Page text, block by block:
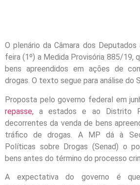
O plenário da Câmara dos
feira (1º) a Medida Provisória 885/19,
bens apreendidos em ações de
drogas. O texto segue para análise do
Proposta pelo governo federal em
repasse, a estados e ao Distrito
decorrentes da venda de bens
tráfico de drogas. A MP dá à
Políticas sobre Drogas (Senad) o
bens antes do término do processo
A expectativa do governo é